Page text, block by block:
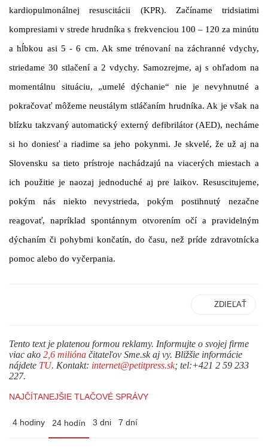
kardiopulmonálnej resuscitácii (KPR). Začíname tridsiatimi
kompresiami v strede hrudníka s frekvenciou 100 – 120 za minútu
a hĺbkou asi 5 - 6 cm. Ak sme trénovaní na záchranné vdychy,
striedame 30 stlačení a 2 vdychy. Samozrejme, aj s ohľadom na
momentálnu situáciu, „umelé dýchanie“ nie je nevyhnutné a
pokračovať môžeme neustálym stláčaním hrudníka. Ak je však na
blízku takzvaný automatický externý defibrilátor (AED), necháme
si ho doniesť a riadime sa jeho pokynmi. Je skvelé, že už aj na
Slovensku sa tieto prístroje nachádzajú na viacerých miestach a
ich použitie je naozaj jednoduché aj pre laikov. Resuscitujeme,
pokým nás niekto nevystrieda, pokým postihnutý nezačne
reagovať, napríklad spontánnym otvorením očí a pravidelným
dýchaním či pohybmi končatín, do času, než príde zdravotnícka
pomoc alebo do vyčerpania.
ZDIEĽAŤ
Tento text je platenou formou reklamy. Informujte o svojej firme
viac ako 2,6 milióna čitateľov Sme.sk aj vy. Bližšie informácie
nájdete TU. Kontakt: internet@petitpress.sk; tel:+421 2 59 233
227.
NAJČÍTANEJŠIE TLAČOVÉ SPRÁVY
4 hodiny 24 hodín 3 dni 7 dní